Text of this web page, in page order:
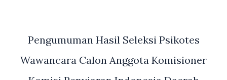
Pengumuman Hasil Seleksi Psikotes
Wawancara Calon Anggota Komisioner